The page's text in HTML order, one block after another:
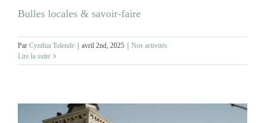
Bulles locales & savoir-faire
Par Cynthia Tolende | avril 2nd, 2025 | Nos activités
Lire la suite